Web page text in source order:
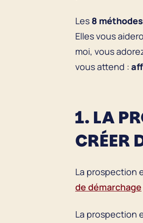
Les 8 méthodes
Elles vous
moi, vous
vous attend :
1. LA
CRÉER
La prospection
de démarchage
La prospection